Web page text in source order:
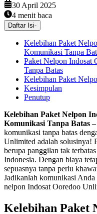
30 April 2025
4 menit baca
Daftar Isi-
Kelebihan Paket
Komunikasi Tanpa
Paket Nelpon Indosat
Tanpa Batas
Kelebihan Paket
Kesimpulan
Penutup
Kelebihan Paket Nelpon
Komunikasi Tanpa Batas
komunikasi tanpa batas
Unlimited adalah solusinya!
berupa panggilan tak
Indonesia. Dengan biaya
sepuasnya tanpa perlu
Jadikanlah komunikasi
nelpon Indosat Ooredoo
Kelebihan Paket